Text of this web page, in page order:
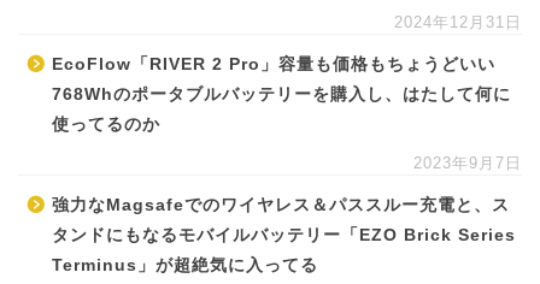
2024年12月31日
EcoFlow「RIVER 2 Pro」容量も価格もちょうどいい
768Whのポータブルバッテリーを購入し、はたして何に
使ってるのか
2023年9月7日
強力なMagsafeでのワイヤレス＆パススルー充電と、ス
タンドにもなるモバイルバッテリー「EZO Brick Series
Terminus」が超絶気に入ってる